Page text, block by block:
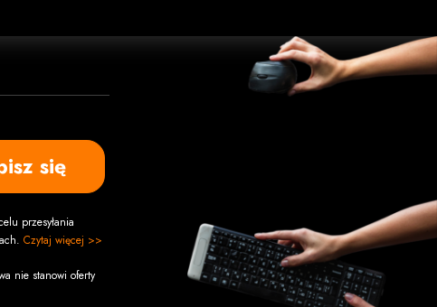
się
przesyłania
Czytaj więcej >>
nie stanowi oferty